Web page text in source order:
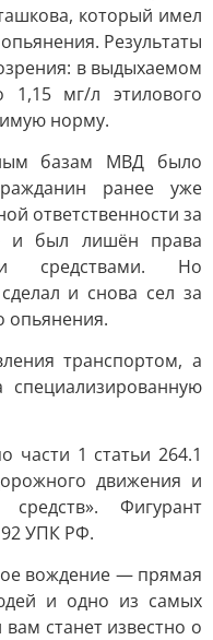
который имел
Результаты
в выдыхаемом
1,15 мг/л этилового
норму.
базам МВД было
ранее уже
ответственности за
и был лишён права
средствами. Но
и снова сел за
опьянения.
транспортом, а
части 1 статьи 264.1
движения и
средств». Фигурант
92 УПК РФ.
вождение — прямая
и одно из самых
станет известно о